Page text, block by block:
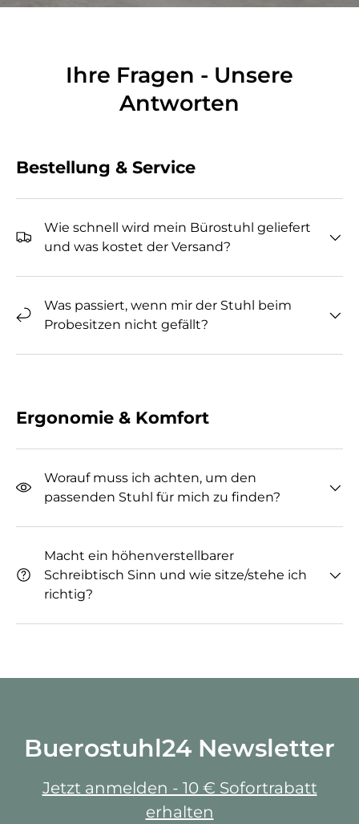
Ihre Fragen - Unsere
Antworten
Bestellung & Service
Wie schnell wird mein Bürostuhl geliefert
und was kostet der Versand?
Was passiert, wenn mir der Stuhl beim
Probesitzen nicht gefällt?
Ergonomie & Komfort
Worauf muss ich achten, um den
passenden Stuhl für mich zu finden?
Macht ein höhenverstellbarer
Schreibtisch Sinn und wie sitze/stehe ich
richtig?
Buerostuhl24 Newsletter
Jetzt anmelden - 10 € Sofortrabatt
erhalten